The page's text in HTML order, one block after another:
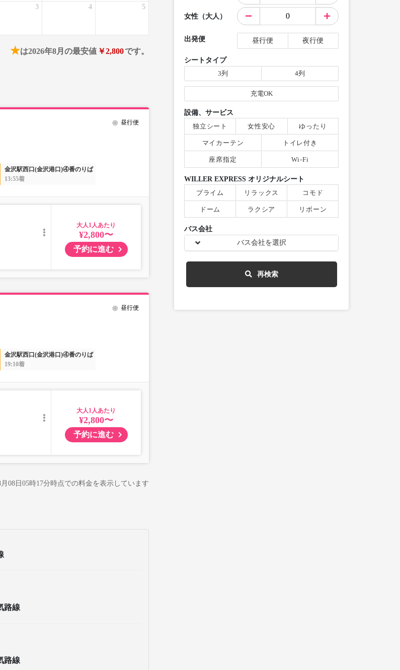
3 4 5
★は2026年8月の最安値 ￥2,800です。
昼行便
金沢駅西口(金沢港口)④番のりば
13:55着
大人
¥2,800〜
予約に進む
昼行便
金沢駅西口(金沢港口)④番のりば
19:10着
大人
¥2,800〜
予約に進む
08日05時17分時点での料金を表示しています
路線
路線
女性（大人）
出発便 昼行便 夜行便
シートタイプ
3列
4列
充電OK
設備、サービス
独立シート
女性安心 ゆったり
マイカーテン トイレ付き
座席指定 Wi-Fi
WILLER EXPRESS オリジナルシート
プライム
リラックス コモド
ドーム ラクシア リボーン
バス会社
バス会社を選択
再検索